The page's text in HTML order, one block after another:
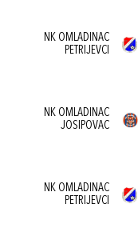
NK OMLADINAC
PETRIJEVCI
NK OMLADINAC
JOSIPOVAC
NK OMLADINAC
PETRIJEVCI